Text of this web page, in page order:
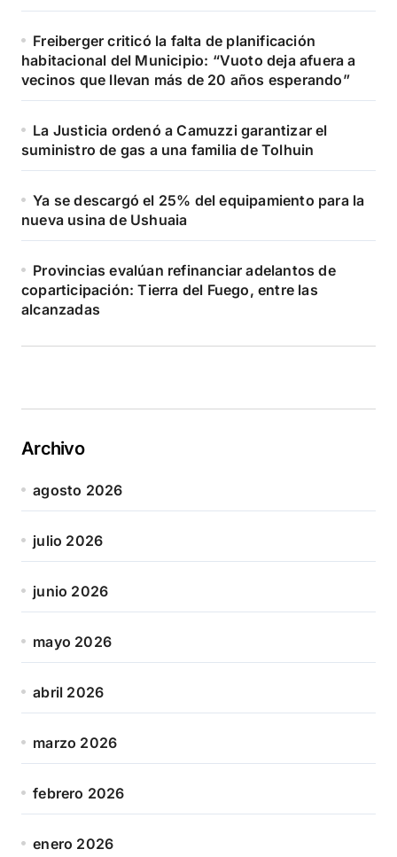
Freiberger criticó la falta de planificación
habitacional del Municipio: “Vuoto deja afuera a
vecinos que llevan más de 20 años esperando”
La Justicia ordenó a Camuzzi garantizar el
suministro de gas a una familia de Tolhuin
Ya se descargó el 25% del equipamiento para la
nueva usina de Ushuaia
Provincias evalúan refinanciar adelantos de
coparticipación: Tierra del Fuego, entre las
alcanzadas
Archivo
agosto 2026
julio 2026
junio 2026
mayo 2026
abril 2026
marzo 2026
febrero 2026
enero 2026